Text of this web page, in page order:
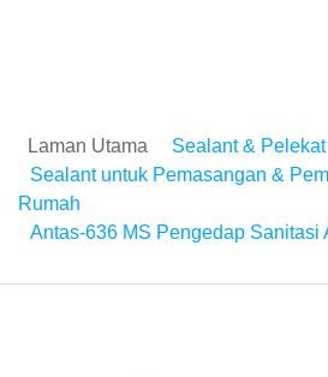
Laman Utama
Sealant & Pelekat
Sealant untuk Pemasangan &
Rumah
Antas-636 MS Pengedap Sanitasi